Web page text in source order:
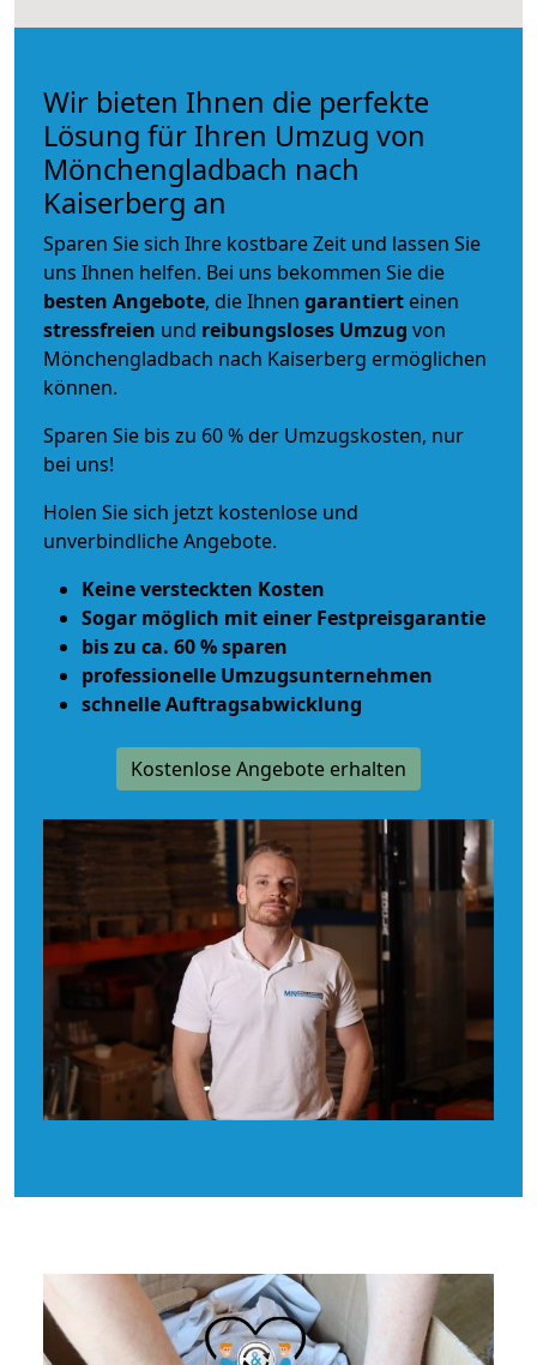
Wir bieten Ihnen die perfekte
Lösung für Ihren Umzug von
Mönchengladbach nach
Kaiserberg an
Sparen Sie sich Ihre kostbare Zeit und lassen Sie
uns Ihnen helfen. Bei uns bekommen Sie die
besten Angebote, die Ihnen garantiert einen
stressfreien und reibungsloses Umzug von
Mönchengladbach nach Kaiserberg ermöglichen
können.
Sparen Sie bis zu 60 % der Umzugskosten, nur
bei uns!
Holen Sie sich jetzt kostenlose und
unverbindliche Angebote.
Keine versteckten Kosten
Sogar möglich mit einer Festpreisgarantie
bis zu ca. 60 % sparen
professionelle Umzugsunternehmen
schnelle Auftragsabwicklung
Kostenlose Angebote erhalten